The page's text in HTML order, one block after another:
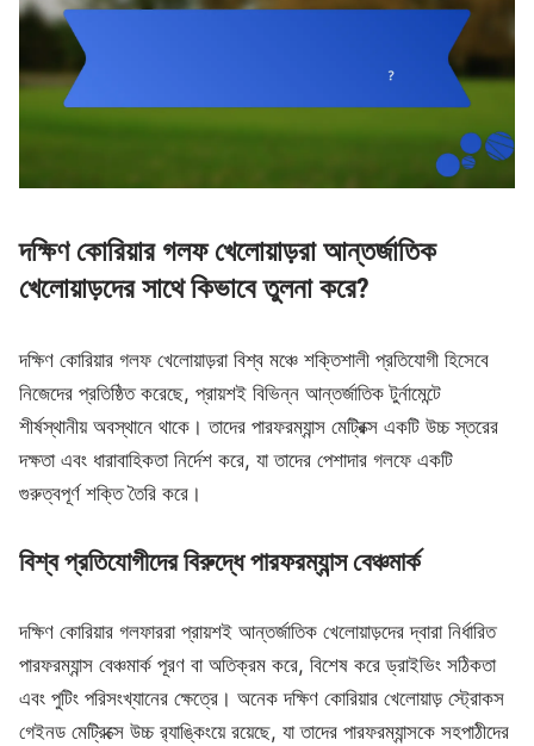
দক্ষিণ কোরিয়ার গলফ খেলোয়াড়রা আন্তর্জাতিক
খেলোয়াড়দের সাথে কিভাবে তুলনা করে?
দক্ষিণ কোরিয়ার গলফ খেলোয়াড়রা বিশ্ব মঞ্চে শক্তিশালী প্রতিযোগী হিসেবে
নিজেদের প্রতিষ্ঠিত করেছে, প্রায়শই বিভিন্ন আন্তর্জাতিক টুর্নামেন্টে
শীর্ষস্থানীয় অবস্থানে থাকে। তাদের পারফরম্যান্স মেট্রিক্স একটি উচ্চ স্তরের
দক্ষতা এবং ধারাবাহিকতা নির্দেশ করে, যা তাদের পেশাদার গলফে একটি
গুরুত্বপূর্ণ শক্তি তৈরি করে।
বিশ্ব প্রতিযোগীদের বিরুদ্ধে পারফরম্যান্স বেঞ্চমার্ক
দক্ষিণ কোরিয়ার গলফাররা প্রায়শই আন্তর্জাতিক খেলোয়াড়দের দ্বারা নির্ধারিত
পারফরম্যান্স বেঞ্চমার্ক পূরণ বা অতিক্রম করে, বিশেষ করে ড্রাইভিং সঠিকতা
এবং পুটিং পরিসংখ্যানের ক্ষেত্রে। অনেক দক্ষিণ কোরিয়ার খেলোয়াড় স্ট্রোকস
গেইনড মেট্রিক্সে উচ্চ র‌্যাঙ্কিংয়ে রয়েছে, যা তাদের পারফরম্যান্সকে সহপাঠীদের